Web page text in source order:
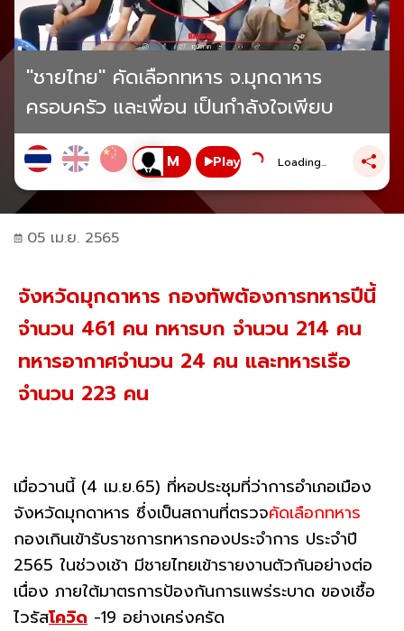
"ชายไทย" คัดเลือกทหาร จ.มุกดาหาร
ครอบครัว และเพื่อน เป็นกำลังใจเพียบ
Play Loading...
05 เม.ย. 2565
จังหวัดมุกดาหาร กองทัพต้องการทหารปีนี้
จำนวน 461 คน ทหารบก จำนวน 214 คน
ทหารอากาศจำนวน 24 คน และทหารเรือ
จำนวน 223 คน
เมื่อวานนี้ (4 เม.ย.65) ที่หอประชุมที่ว่าการอำเภอเมือง
จังหวัดมุกดาหาร ซึ่งเป็นสถานที่ตรวจคัดเลือกทหาร
กองเกินเข้ารับราชการทหารกองประจำการ ประจำปี
2565 ในช่วงเช้า มีชายไทยเข้ารายงานตัวกันอย่างต่อ
เนื่อง ภายใต้มาตรการป้องกันการแพร่ระบาด ของเชื้อ
ไวรัสโควิด -19 อย่างเคร่งครัด